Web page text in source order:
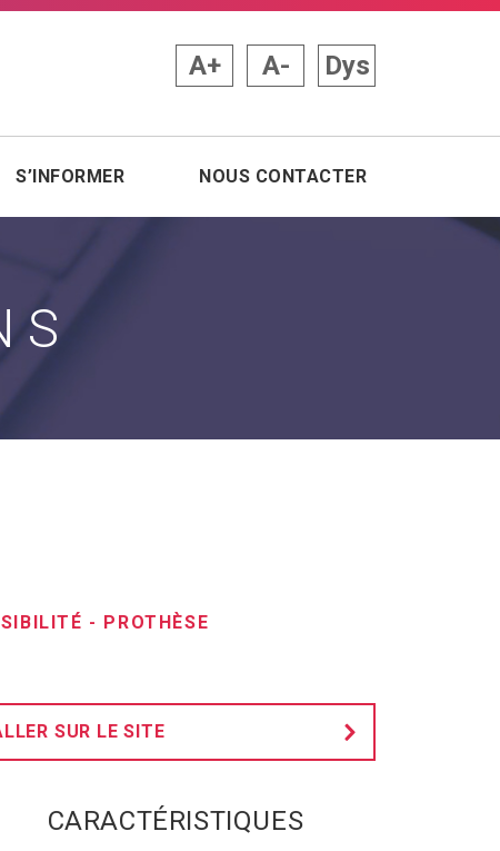
A+ A- Dys
S’INFORMER NOUS CONTACTER
- PROTHÈSE
SUR LE SITE
CARACTÉRISTIQUES